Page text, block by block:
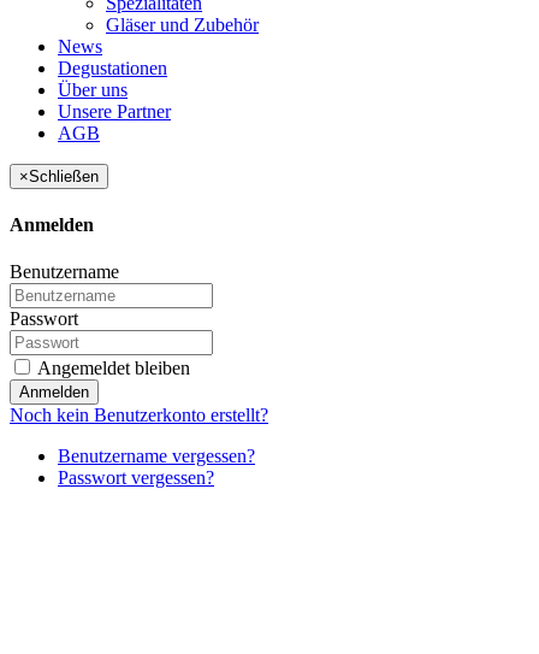
Gläser und Zubehör
News
Degustationen
Über uns
Unsere Partner
AGB
×Schließen
Anmelden
Benutzername
Passwort
Angemeldet bleiben
Anmelden
Noch kein Benutzerkonto erstellt?
Benutzername vergessen?
Passwort vergessen?